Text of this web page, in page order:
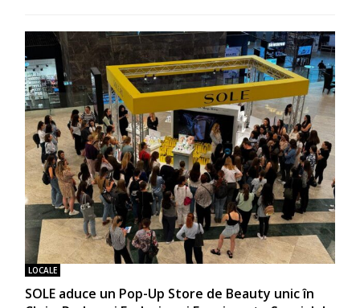
LOCALE
SOLE aduce un Pop-Up Store de Beauty unic în